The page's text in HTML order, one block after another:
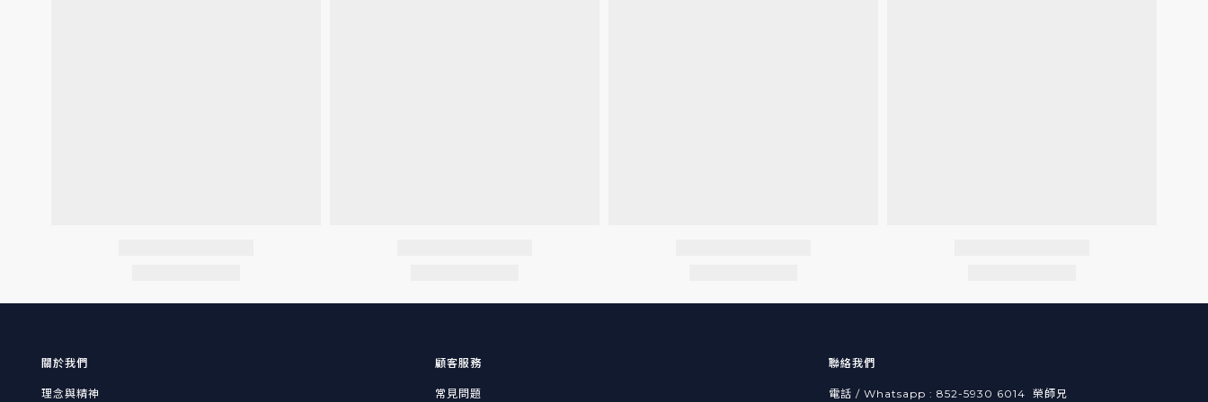
關於我們
理念與精神
顧客服務
常見問題
聯絡我們
電話 / Whatsapp : 852-5930 6014 榮師兄